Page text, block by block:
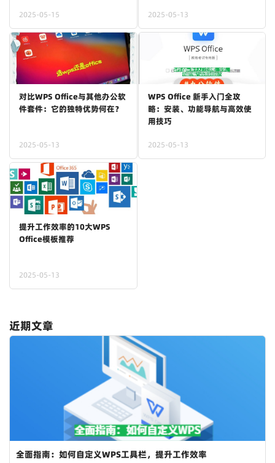
2025-05-15 2025-05-13
对比WPS Office与其他办公软
件套件：它的独特优势何在？
2025-05-13
WPS Office 新手入门全攻
略：安装、功能导航与高效使
用技巧
2025-05-13
提升工作效率的10大WPS
Office模板推荐
2025-05-13
近期文章
全面指南：如何自定义WPS工具栏，提升工作效率